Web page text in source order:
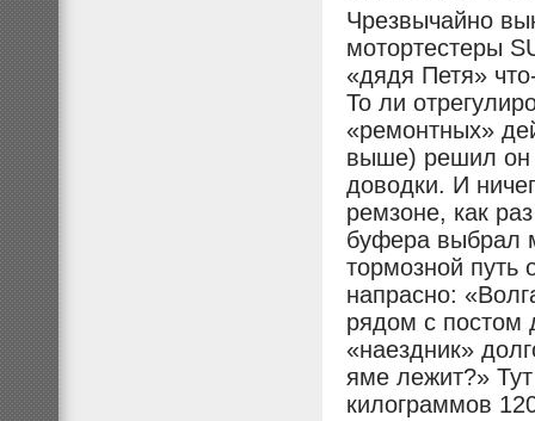
Чрезвычайно
мотортестеры
«дядя Петя»
То ли
«ремонтных»
выше) решил он
доводки. И
ремзоне, как
буфера выбрал
тормозной путь
напрасно:
рядом с постом
«наездник»
яме лежит?»
килограммов